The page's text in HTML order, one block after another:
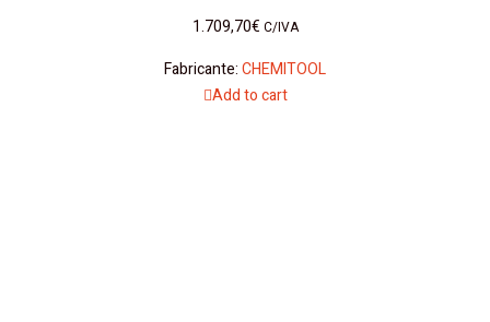
1.709,70€ C/IVA
Fabricante:CHEMITOOL
Add to cart